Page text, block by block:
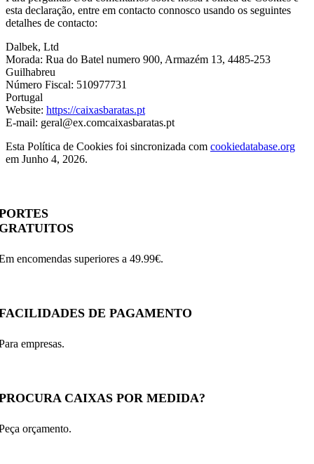
esta declaração, entre em contacto connosco usando os seguintes
detalhes de contacto:
Dalbek, Ltd
Morada: Rua do Batel numero 900, Armazém 13, 4485-253
Guilhabreu
Número Fiscal: 510977731
Portugal
Website: https://caixasbaratas.pt
E-mail: geral@ex.comcaixasbaratas.pt
Esta Política de Cookies foi sincronizada com cookiedatabase.org
em Junho 4, 2026.
encomendas superiores a 49.99€.
DE PAGAMENTO
empresas.
CAIXAS POR MEDIDA?
orçamento.